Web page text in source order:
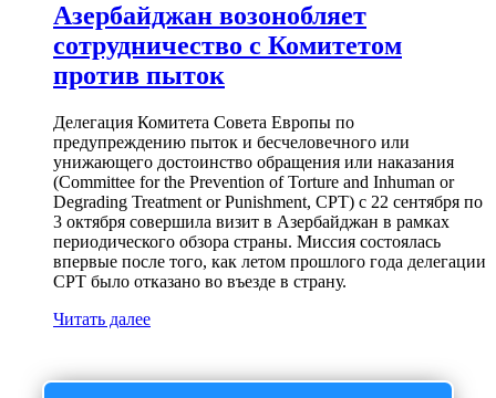
Азербайджан возонобляет
сотрудничество с Комитетом
против пыток
Делегация Комитета Совета Европы по
предупреждению пыток и бесчеловечного или
унижающего достоинство обращения или наказания
(Committee for the Prevention of Torture and Inhuman or
Degrading Treatment or Punishment, CPT) с 22 сентября по
3 октября совершила визит в Азербайджан в рамках
периодического обзора страны. Миссия состоялась
впервые после того, как летом прошлого года делегации
CPT было отказано во въезде в страну.
Читать далее